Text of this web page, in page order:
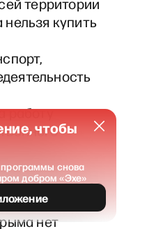
купить
работу
более
нет
чтобы
снова
добром «Эхе»